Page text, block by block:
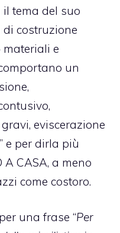
tema del suo
costruzione
materiali e
un
eviscerazione
e per dirla più
A CASA, a meno
come costoro.
una frase “Per